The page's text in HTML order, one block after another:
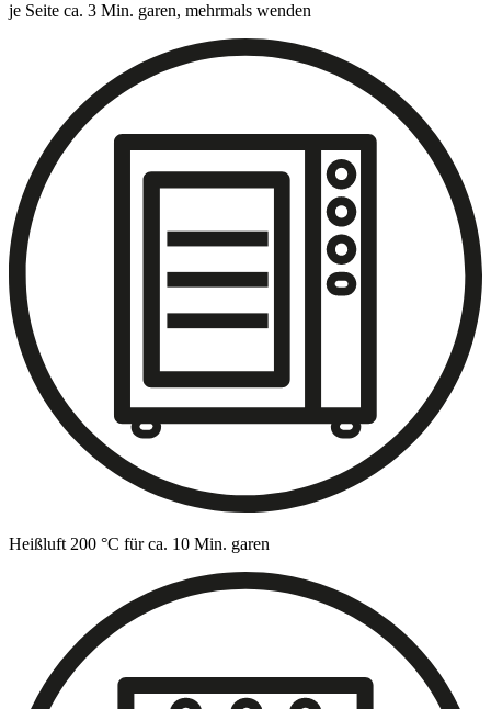
je Seite ca. 3 Min. garen, mehrmals wenden
Heißluft 200 °C für ca. 10 Min. garen